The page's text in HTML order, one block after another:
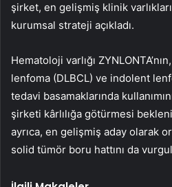
şirket, en gelişmiş klinik
kurumsal strateji açıkladı.
Hematoloji varlığı
lenfoma (DLBCL) ve indolent
tedavi basamaklarında
şirketi kârlılığa götürmesi
ayrıca, en gelişmiş aday olarak
solid tümör boru hattını da